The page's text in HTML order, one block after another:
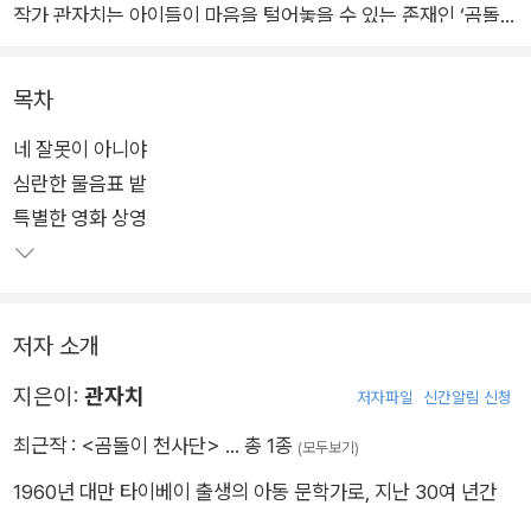
작가 관자치는 아이들이 마음을 털어놓을 수 있는 존재인 ‘곰돌이
설정을 통해 아이들이 겪는 여러 가지 문제 상황을 스스로 마주할
수 있게 돕고, 걱정과 고민을 해소해 나가는 과정을 따뜻하고 서
정적인 감성으로 담아냈다.
《곰돌이 천사단》을 읽으며 우리 모두 ‘곰돌이 천사단’이 되어 아
이들의 이야기를 귀 기울여 들어 주고 진지하게 응답함으로써 어
목차
네 잘못이 아니야
심란한 물음표 밭
특별한 영화 상영
저자 소개
지은이: 관자치 저자파일 신간알림 신청
최근작 : <곰돌이 천사단> … 총 1종 (모두보기)
1960년 대만 타이베이 출생의 아동 문학가로, 지난 30여 년간